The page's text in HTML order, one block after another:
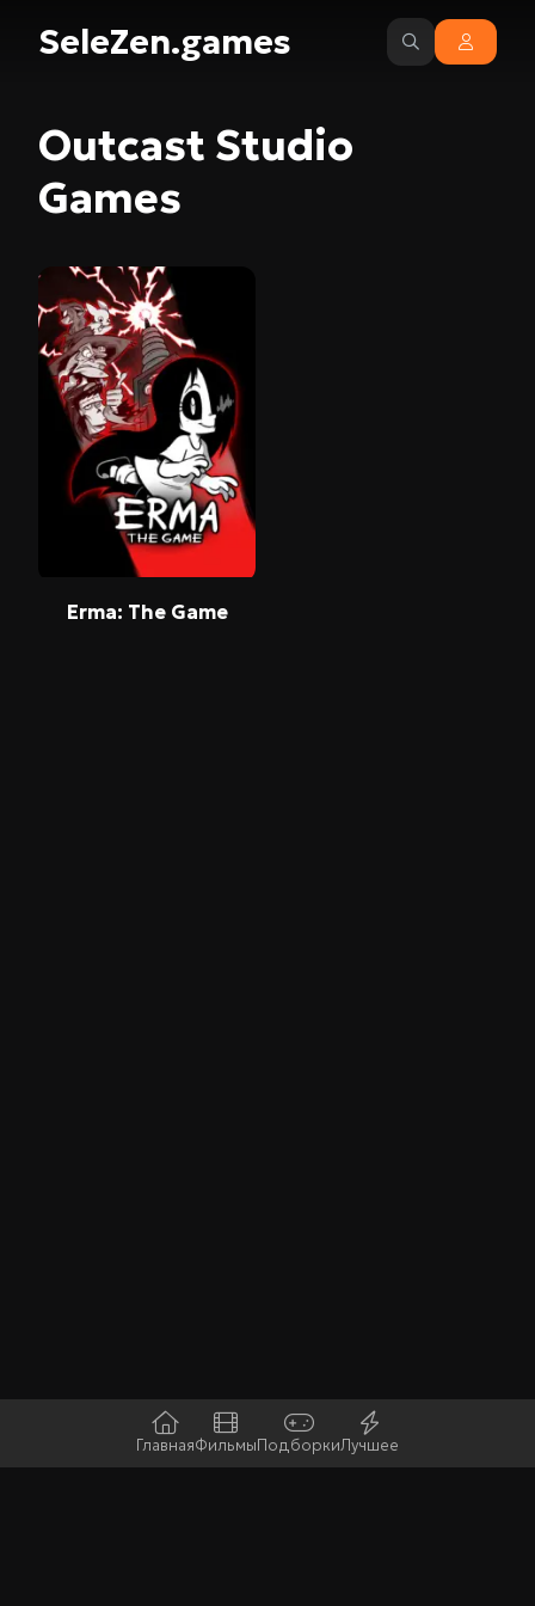
SeleZen.games
ГлавнаяФильмыПодборкиЛучшее
Outcast Studio
Games
Erma: The Game